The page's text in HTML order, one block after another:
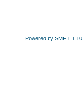
Powered by SMF 1.1.10